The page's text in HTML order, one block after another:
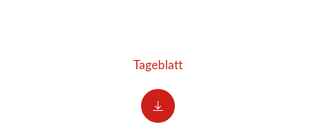
Tageblatt